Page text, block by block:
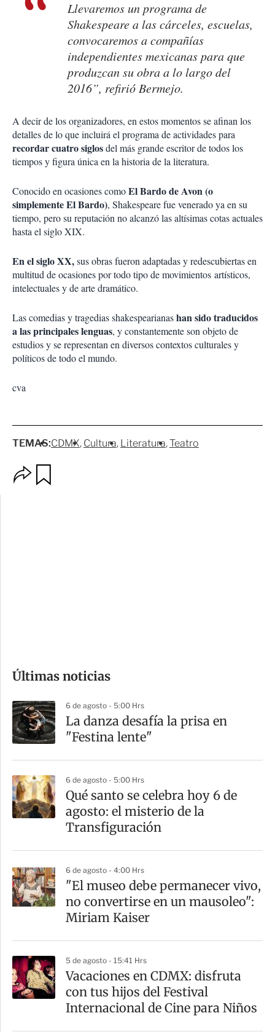
Llevaremos un programa de
Shakespeare a las cárceles, escuelas,
convocaremos a compañías
independientes mexicanas para que
produzcan su obra a lo largo del
2016”, refirió Bermejo.
A decir de los organizadores, en estos momentos se afinan los
detalles de lo que incluirá el programa de actividades para
recordar cuatro siglosdel más grande escritor de todos los
tiempos y figura única en la historia de la literatura.
Conocido en ocasiones comoEl Bardo de Avon (o
simplemente El Bardo), Shakespeare fue venerado ya en su
tiempo, pero su reputación no alcanzó las altísimas cotas actuales
hasta el siglo XIX.
En el siglo XX,sus obras fueron adaptadas y redescubiertas en
multitud de ocasiones por todo tipo de movimientos artísticos,
intelectuales y de arte dramático.
Las comedias y tragedias shakespearianashan sido traducidos
a las principales lenguas, y constantemente son objeto de
estudios y se representan en diversos contextos culturales y
políticos de todo el mundo.
cva
TEMAS:CDMX Cultura Literatura Teatro
m
a
r
t
r
Últimas noticias
6 de agosto - 5:00 Hrs
La danza desafía la prisa en
"Festina lente"
6 de agosto - 5:00 Hrs
Qué santo se celebra hoy 6 de
agosto: el misterio de la
Transfiguración
6 de agosto - 4:00 Hrs
"El museo debe permanecer vivo,
no convertirse en un mausoleo":
Miriam Kaiser
5 de agosto - 15:41 Hrs
Vacaciones en CDMX: disfruta
con tus hijos del Festival
Internacional de Cine para Niños